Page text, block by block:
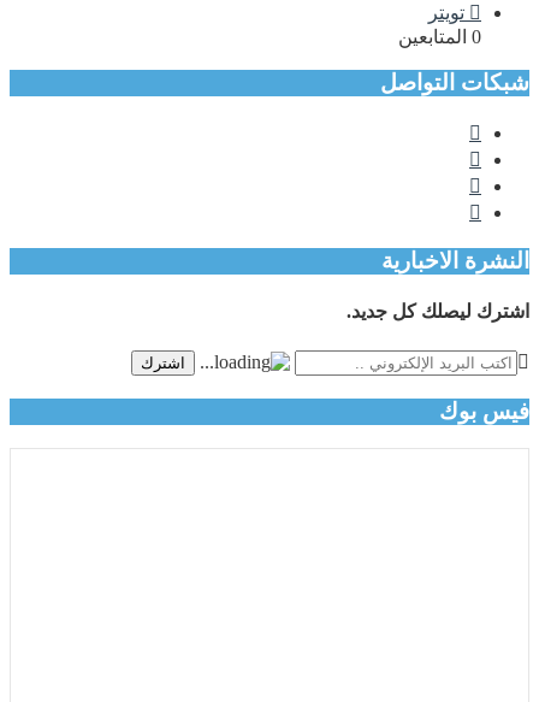
تويتر
0 المتابعين
شبكات التواصل
النشرة الاخبارية
اشترك ليصلك كل جديد.
اشترك
فيس بوك